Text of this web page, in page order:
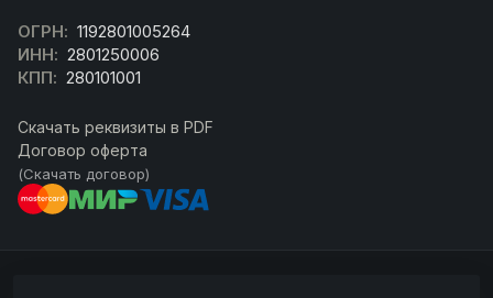
ОГРН: 1192801005264
ИНН: 2801250006
КПП: 280101001
Скачать реквизиты в PDF
Договор оферта
(Скачать договор)